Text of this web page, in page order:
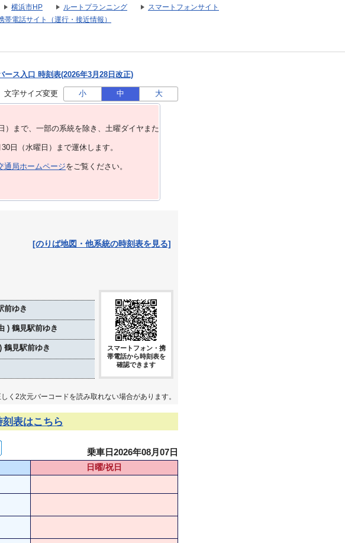
横浜市HP ルートプランニング
スマートフォンサイト
帯電話サイト（運行・接近情報）
ース入口 時刻表(2026年3月28日改正)
文字サイズ変更 小 中 大
まで、⼀部の系統を除き、⼟曜ダイヤまた
日（水曜日）まで運休します。
通局ホームページをご覧ください。
[のりば地図・他系統の時刻表を見る]
前ゆき
) 鶴見駅前ゆき
鶴見駅前ゆき
スマートフォン・携
帯電話から時刻表を
確認できます
く2次元バーコードを読み取れない場合があります。
表はこちら
乗車日2026年08月07日
日曜/祝日